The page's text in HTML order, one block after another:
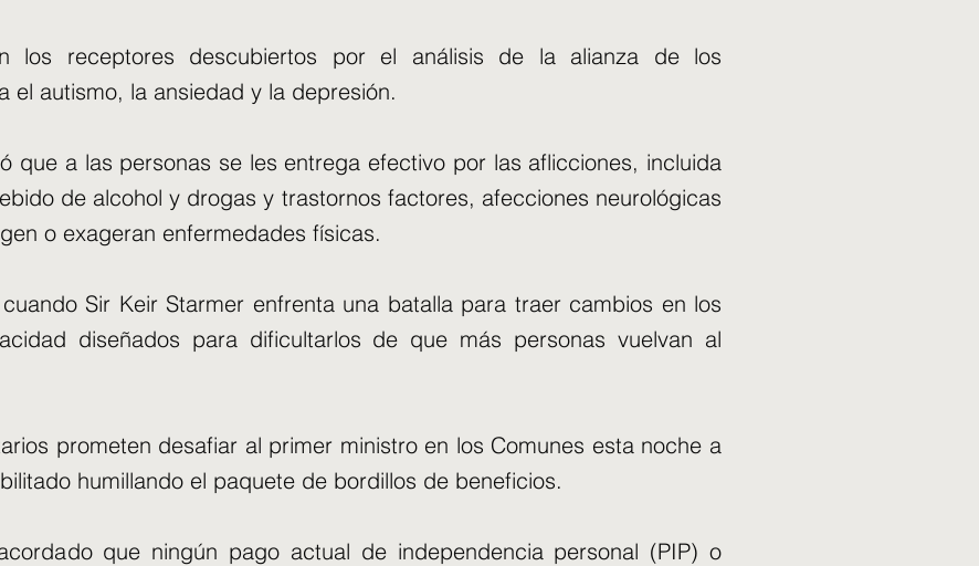
los receptores descubiertos por el análisis de la alianza de los
el autismo, la ansiedad y la depresión.
que a las personas se les entrega efectivo por las aflicciones, incluida
de alcohol y drogas y trastornos factores, afecciones neurológicas
o exageran enfermedades físicas.
Sir Keir Starmer enfrenta una batalla para traer cambios en los
diseñados para dificultarlos de que más personas vuelvan al
prometen desafiar al primer ministro en los Comunes esta noche a
humillando el paquete de bordillos de beneficios.
que ningún pago actual de independencia personal (PIP) o